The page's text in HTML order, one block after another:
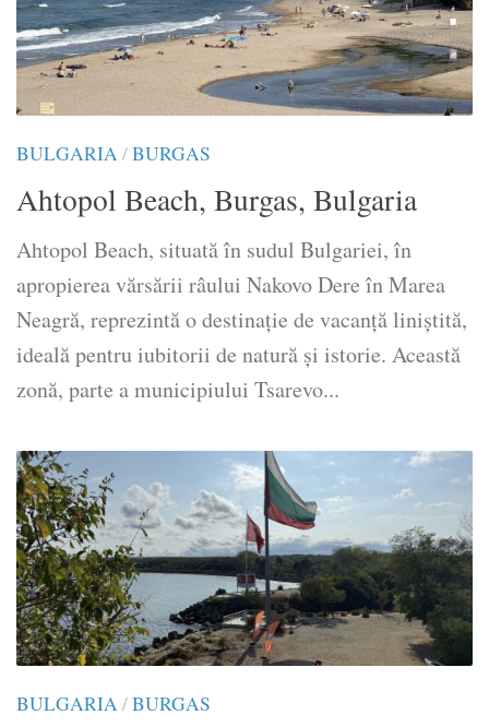
BULGARIA/BURGAS
Ahtopol Beach, Burgas, Bulgaria
Ahtopol Beach, situată în sudul Bulgariei, în
apropierea vărsării râului Nakovo Dere în Marea
Neagră, reprezintă o destinație de vacanță liniștită,
ideală pentru iubitorii de natură și istorie. Această
zonă, parte a municipiului Tsarevo...
BULGARIA/BURGAS